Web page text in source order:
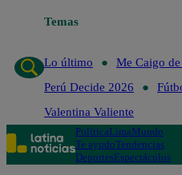
Temas
Lo último
Me Caigo de
Perú Decide 2026
Valentina Valiente
PolíticaLimaMundo
Te ayudoTendencias
DeportesEspectáculos